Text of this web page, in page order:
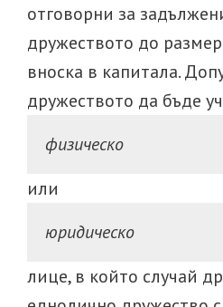
отговорни за
дружеството до
вноска в капитала.
дружеството да бъде
физическо
или
юридическо
лице, в който случай